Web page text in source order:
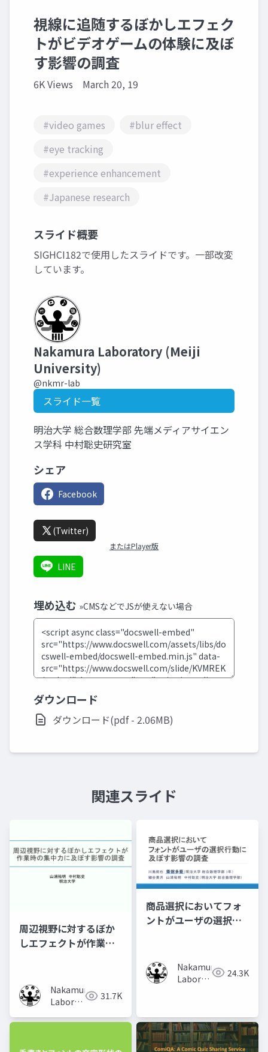
視線に追随するぼかしエフェク
トがビデオゲームの体験に及ぼ
す影響の調査
6K Views March 20, 19
#video games
#blur effect
#eye tracking
#experience enhancement
#Japanese research
スライド概要
SIGHCI182で使用したスライドです。一部改変
しています。
Nakamura Laboratory (Meiji
University)
@nkmr-lab
スライド一覧
明治大学 総合数理学部 先端メディアサイエン
ス学科 中村聡史研究室
シェア
Facebook
(Twitter)
またはPlayer版
LINE
埋め込む »CMSなどでJSが使えない場合
ダウンロード
ダウンロード(pdf - 2.06MB)
関連スライド
周辺視野に対するぼか
しエフェクトが作業時
Nakamura
Laboratory
University)
31.7K
商品選択においてフォ
ントがユーザの選択行
Nakamura
Laboratory 24.3K